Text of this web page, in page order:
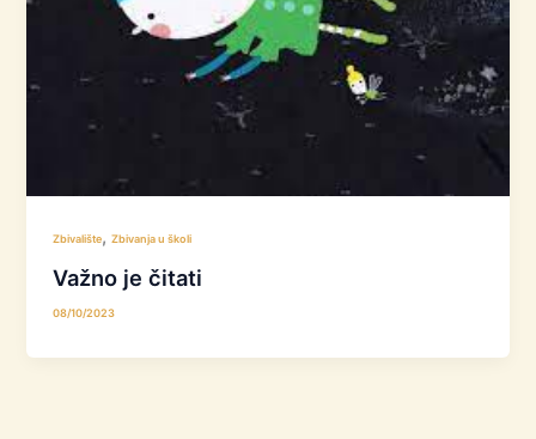
Zbivalište,Zbivanja u školi
Važno je čitati
08/10/2023